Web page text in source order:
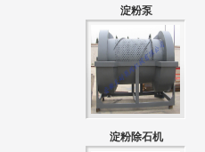
淀粉泵
淀粉除石机